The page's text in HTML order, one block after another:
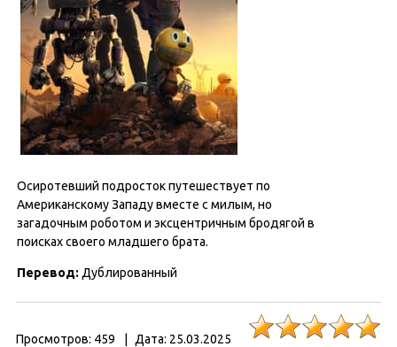
Осиротевший подросток путешествует по
Американскому Западу вместе с милым, но
загадочным роботом и эксцентричным бродягой в
поисках своего младшего брата.
Перевод: Дублированный
Просмотров: 459 Дата: 25.03.2025